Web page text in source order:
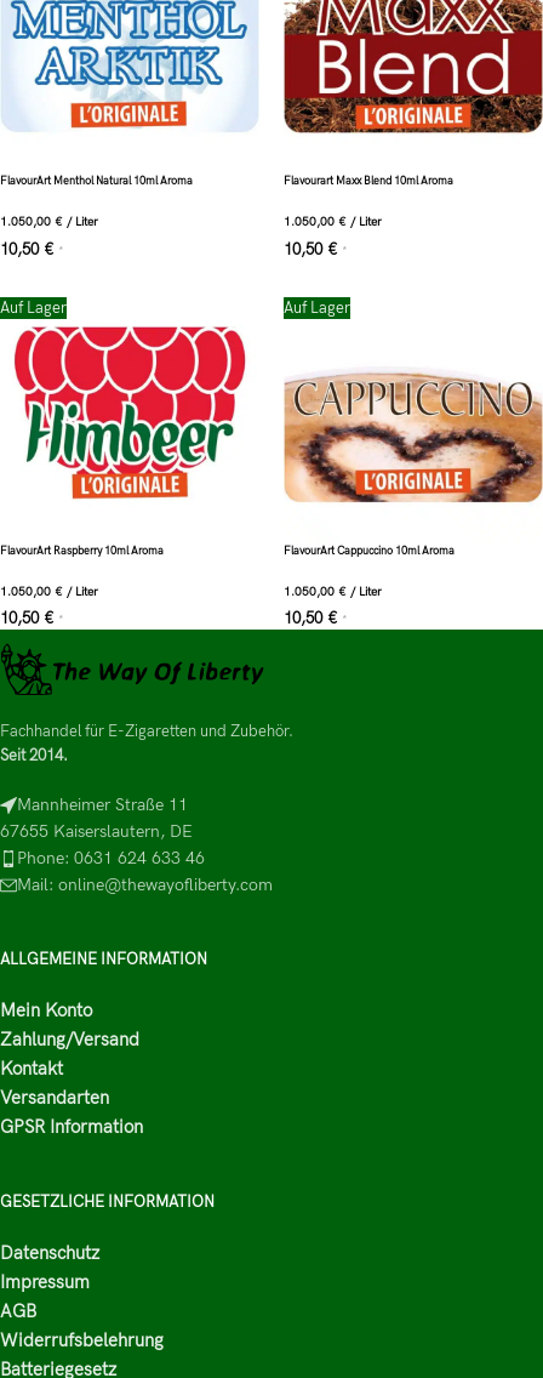
FlavourArt Menthol Natural 10ml Aroma
1.050,00 € / Liter
10,50 € *
Flavourart Maxx Blend 10ml Aroma
1.050,00 € / Liter
10,50 € *
Auf Lager
FlavourArt Raspberry 10ml Aroma
1.050,00 € / Liter
10,50 € *
Auf Lager
FlavourArt Cappuccino 10ml Aroma
1.050,00 € / Liter
10,50 € *
Fachhandel für E-Zigaretten und Zubehör.
Seit 2014.
Mannheimer Straße 11
67655 Kaiserslautern, DE
Phone: 0631 624 633 46
Mail: online@thewayofliberty.com
ALLGEMEINE INFORMATION
Mein Konto
Zahlung/Versand
Kontakt
Versandarten
GPSR Information
GESETZLICHE INFORMATION
Datenschutz
Impressum
AGB
Widerrufsbelehrung
Batteriegesetz